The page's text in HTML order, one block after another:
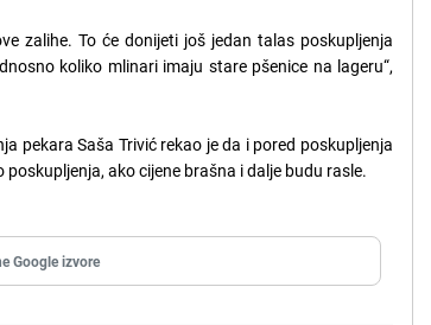
zalihe. To će donijeti još jedan talas poskupljenja
koliko mlinari imaju stare pšenice na lageru“,
pekara Saša Trivić rekao je da i pored poskupljenja
ako cijene brašna i dalje budu rasle.
Google izvore